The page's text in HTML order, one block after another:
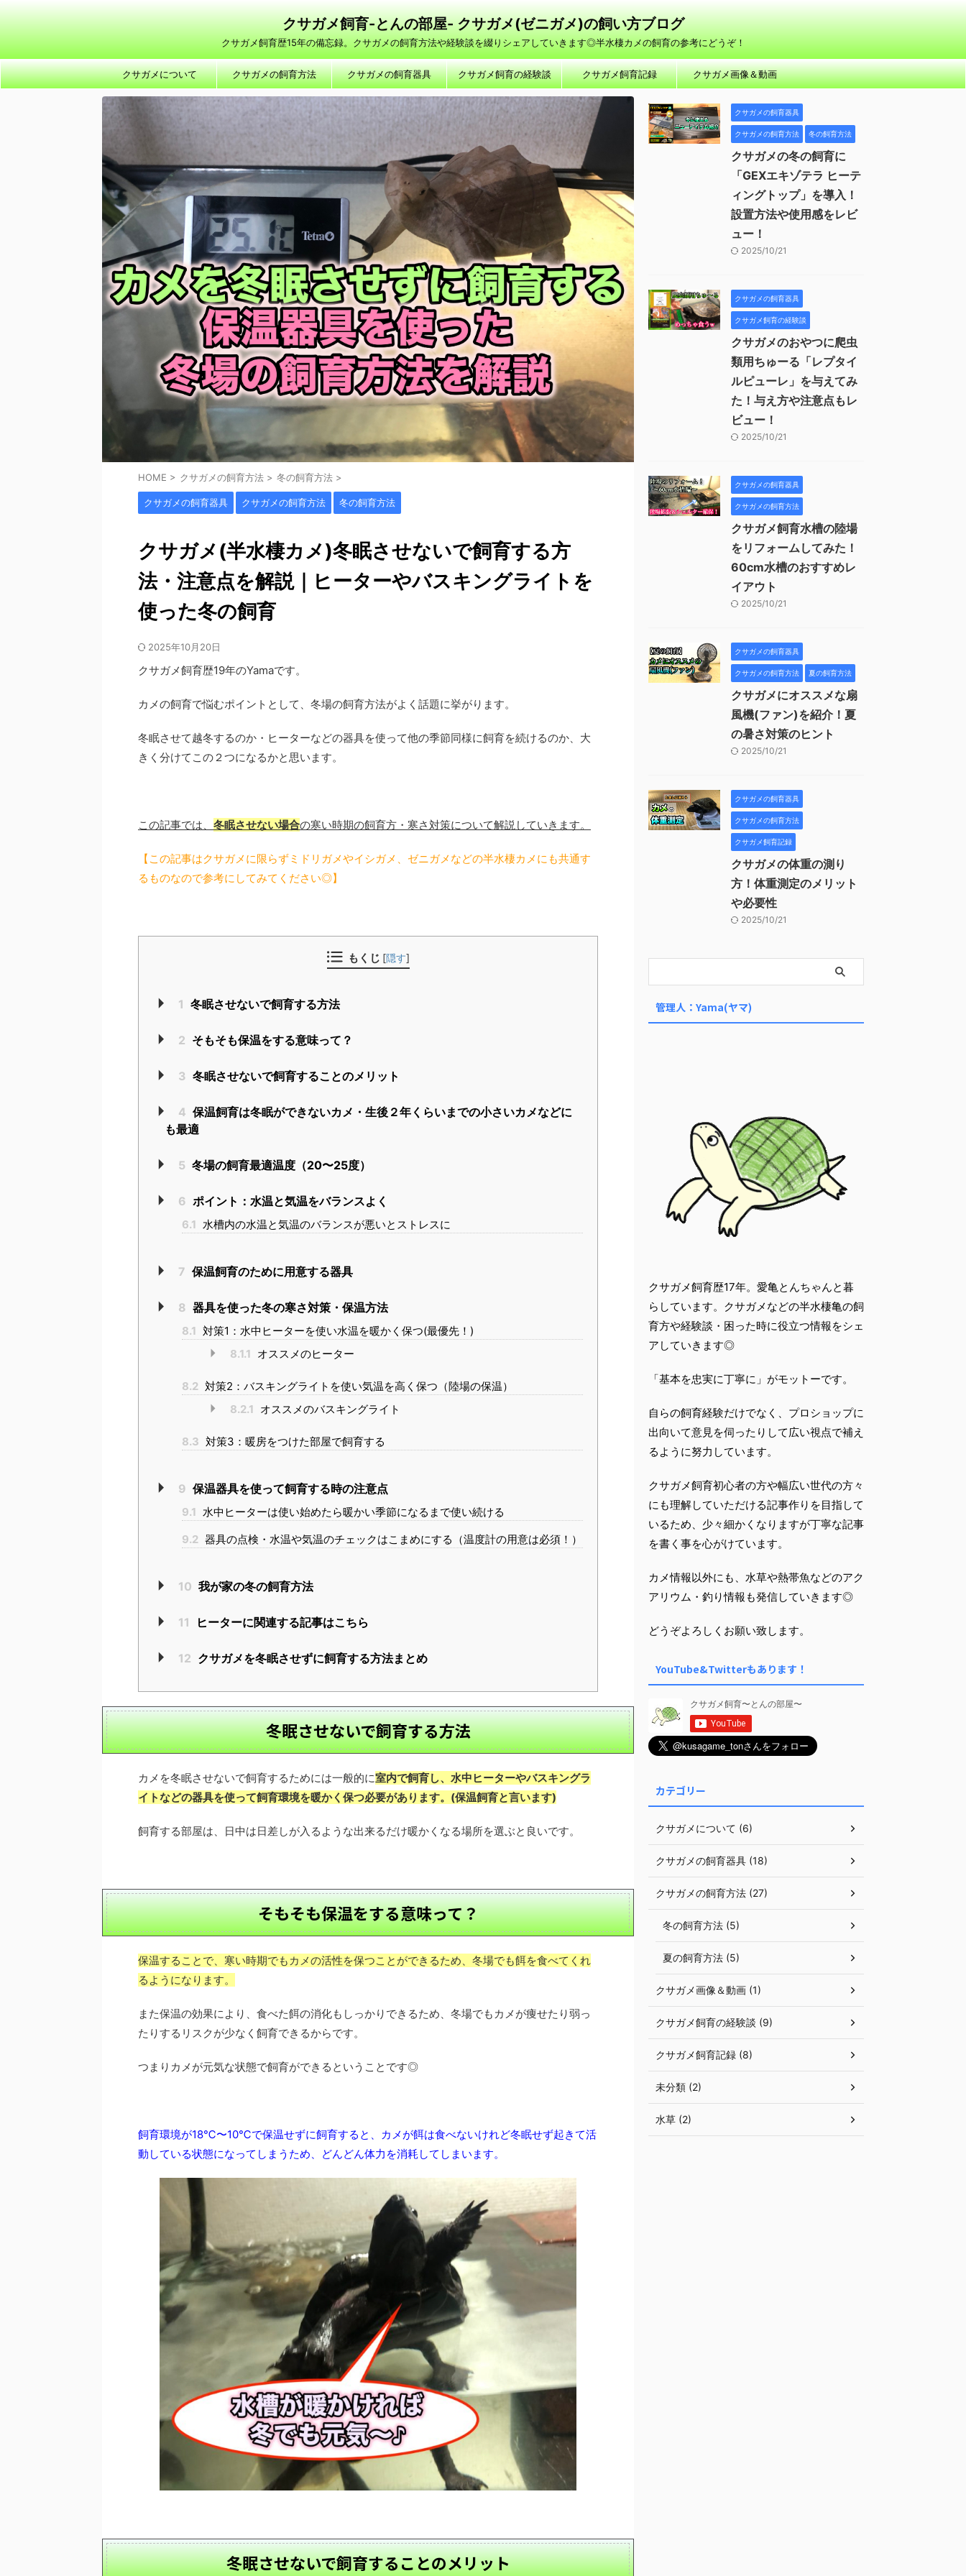
クサガメ飼育-とんの部屋- クサガメ(ゼニガメ)の飼い方ブログ
クサガメ飼育歴15年の備忘録。クサガメの飼育方法や経験談を綴りシェアしていきます◎半水棲カメの飼育の参考にどうぞ！
クサガメについて クサガメの飼育方法 クサガメの飼育器具 クサガメ飼育の経験談 クサガメ飼育記録 クサガメ画像＆動画
HOME > クサガメの飼育方法 > 冬の飼育方法 >
クサガメの飼育器具 クサガメの飼育方法 冬の飼育方法
クサガメ(半水棲カメ)冬眠させないで飼育する方
法・注意点を解説｜ヒーターやバスキングライトを
使った冬の飼育
2025年10月20日
クサガメ飼育歴19年のYamaです。
カメの飼育で悩むポイントとして、冬場の飼育方法がよく話題に挙がります。
冬眠させて越冬するのか・ヒーターなどの器具を使って他の季節同様に飼育を続けるのか、大
きく分けてこの２つになるかと思います。
この記事では、 冬眠させない場合の寒い時期の飼育方・寒さ対策について解説していきます。
【この記事はクサガメに限らずミドリガメやイシガメ、ゼニガメなどの半水棲カメにも共通す
るものなので参考にしてみてください◎】
もくじ [隠す]
1 冬眠させないで飼育する方法
2 そもそも保温をする意味って？
3 冬眠させないで飼育することのメリット
4 保温飼育は冬眠ができないカメ・生後２年くらいまでの小さいカメなどに
も最適
5 冬場の飼育最適温度（20〜25度）
6 ポイント：水温と気温をバランスよく
6.1 水槽内の水温と気温のバランスが悪いとストレスに
7 保温飼育のために用意する器具
8 器具を使った冬の寒さ対策・保温方法
8.1 対策1：水中ヒーターを使い水温を暖かく保つ(最優先！)
8.1.1 オススメのヒーター
8.2 対策2：バスキングライトを使い気温を高く保つ（陸場の保温）
8.2.1 オススメのバスキングライト
8.3 対策3：暖房をつけた部屋で飼育する
9 保温器具を使って飼育する時の注意点
9.1 水中ヒーターは使い始めたら暖かい季節になるまで使い続ける
9.2 器具の点検・水温や気温のチェックはこまめにする（温度計の用意は必須！）
10 我が家の冬の飼育方法
11 ヒーターに関連する記事はこちら
12 クサガメを冬眠させずに飼育する方法まとめ
冬眠させないで飼育する方法
カメを冬眠させないで飼育するためには一般的に室内で飼育し、水中ヒーターやバスキングラ
イトなどの器具を使って飼育環境を暖かく保つ必要があります。(保温飼育と言います)
飼育する部屋は、日中は日差しが入るような出来るだけ暖かくなる場所を選ぶと良いです。
そもそも保温をする意味って？
保温することで、寒い時期でもカメの活性を保つことができるため、冬場でも餌を食べてくれ
るようになります。
また保温の効果により、食べた餌の消化もしっかりできるため、冬場でもカメが痩せたり弱っ
たりするリスクが少なく飼育できるからです。
つまりカメが元気な状態で飼育ができるということです◎
飼育環境が18℃〜10℃で保温せずに飼育すると、カメが餌は食べないけれど冬眠せず起きて活
動している状態になってしまうため、どんどん体力を消耗してしまいます。
冬眠させないで飼育することのメリット
クサガメの飼育器具
クサガメの飼育方法 冬の飼育方法
クサガメの冬の飼育に
「GEXエキゾテラ ヒーテ
ィングトップ」を導入！
設置方法や使用感をレビ
ュー！
2025/10/21
クサガメの飼育器具
クサガメ飼育の経験談
クサガメのおやつに爬虫
類用ちゅーる「レプタイ
ルピューレ」を与えてみ
た！与え方や注意点もレ
ビュー！
2025/10/21
クサガメの飼育器具
クサガメの飼育方法
クサガメ飼育水槽の陸場
をリフォームしてみた！
60cm水槽のおすすめレ
イアウト
2025/10/21
クサガメの飼育器具
クサガメの飼育方法 夏の飼育方法
クサガメにオススメな扇
風機(ファン)を紹介！夏
の暑さ対策のヒント
2025/10/21
クサガメの飼育器具
クサガメの飼育方法
クサガメ飼育記録
クサガメの体重の測り
方！体重測定のメリット
や必要性
2025/10/21
管理人：Yama(ヤマ)
クサガメ飼育歴17年。愛亀とんちゃんと暮
らしています。クサガメなどの半水棲亀の飼
育方や経験談・困った時に役立つ情報をシェ
アしていきます◎
「基本を忠実に丁寧に」がモットーです。
自らの飼育経験だけでなく、プロショップに
出向いて意見を伺ったりして広い視点で補え
るように努力しています。
クサガメ飼育初心者の方や幅広い世代の方々
にも理解していただける記事作りを目指して
いるため、少々細かくなりますが丁寧な記事
を書く事を心がけています。
カメ情報以外にも、水草や熱帯魚などのアク
アリウム・釣り情報も発信していきます◎
どうぞよろしくお願い致します。
YouTube&Twitterもあります！
カテゴリー
クサガメについて (6)
クサガメの飼育器具 (18)
クサガメの飼育方法 (27)
冬の飼育方法 (5)
夏の飼育方法 (5)
クサガメ画像＆動画 (1)
クサガメ飼育の経験談 (9)
クサガメ飼育記録 (8)
未分類 (2)
水草 (2)